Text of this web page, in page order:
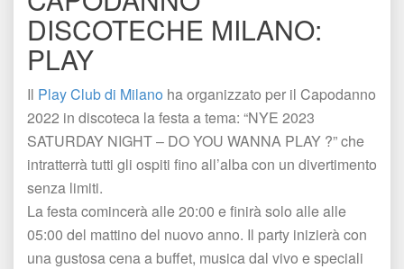
DISCOTECHE MILANO:
PLAY
Il Play Club di Milano ha organizzato per il Capodanno
2022 in discoteca la festa a tema: “NYE 2023
SATURDAY NIGHT – DO YOU WANNA PLAY ?” che
intratterrà tutti gli ospiti fino all’alba con un divertimento
enza limiti.
La festa comincerà alle 20:00 e finirà solo alle alle
05:00 del mattino del nuovo anno. Il party inizierà con
una gustosa cena a buffet, musica dal vivo e speciali